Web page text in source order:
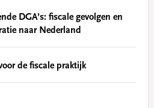
DGA’s: fiscale gevolgen en
naar Nederland
de fiscale praktijk